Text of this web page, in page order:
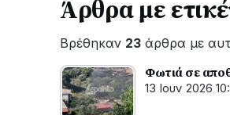
περίπου
ώρες
–
Σε
εξέλιξη
Άρθρα με
Βρέθηκαν 23 άρθρα με
Φωτιά σε
13 Ιουν 2026